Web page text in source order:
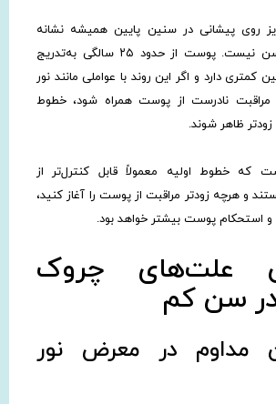
روی پیشانی در سنین پایین همیشه نشانه
بیماری یا افزایش سن نیست. پوست از حدود ۲۵ سالگی به‌تدریج
کمتری دارد و اگر این روند با عواملی مانند نور
مراقبت نادرست از پوست همراه شود، خطوط
ظاهر شوند.
که خطوط اولیه معمولاً قابل کنترل‌تر از
و هرچه زودتر مراقبت از پوست را آغاز کنید،
و استحکام پوست بیشتر خواهد بود.
علت‌های چروک
سن کم
مداوم در معرض نور